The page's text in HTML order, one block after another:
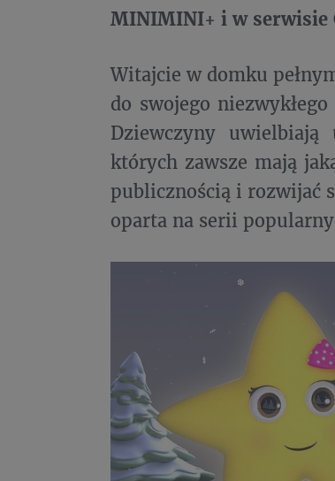
MINIMINI+ i w serwisie
Witajcie w domku
do swojego
Dziewczyny
których zawsze mają
publicznością i rozwijać
oparta na serii